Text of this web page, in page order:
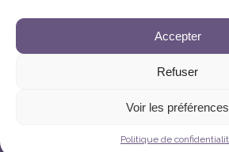
Accepter
Refuser
Voir les préférences
Politique de
06 61 84 22 44
Politique de
Mentions